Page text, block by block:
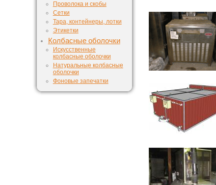
Проволока и скобы
Сетки
Тара, контейнеры, лотки
Этикетки
Колбасные оболочки
Искусственные
колбасные оболочки
Натуральные колбасные
оболочки
Фоновые запечатки